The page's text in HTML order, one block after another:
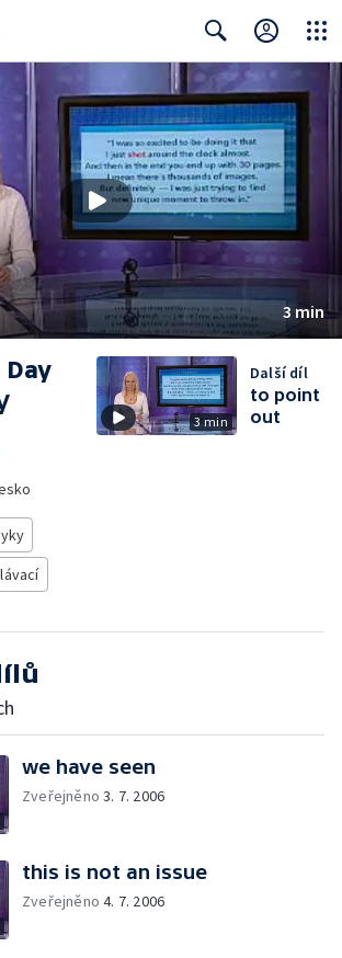
Search Close
3 min
3 min
Další díl
to point
out
we have seen
Zveřejněno3. 7. 2006
this is not an issue
Zveřejněno4. 7. 2006